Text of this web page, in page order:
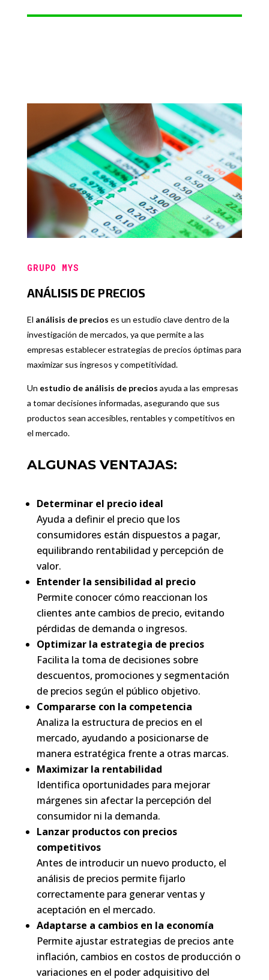
GRUPO MYS
ANÁLISIS DE PRECIOS
El análisis de precios es un estudio clave dentro de la
investigación de mercados, ya que permite a las
empresas establecer estrategias de precios óptimas para
maximizar sus ingresos y competitividad.
Un estudio de análisis de precios ayuda a las empresas
a tomar decisiones informadas, asegurando que sus
productos sean accesibles, rentables y competitivos en
el mercado.
ALGUNAS VENTAJAS:
Determinar el precio ideal
Ayuda a definir el precio que los
consumidores están dispuestos a pagar,
equilibrando rentabilidad y percepción de
valor.
Entender la sensibilidad al precio
Permite conocer cómo reaccionan los
clientes ante cambios de precio, evitando
pérdidas de demanda o ingresos.
Optimizar la estrategia de precios
Facilita la toma de decisiones sobre
descuentos, promociones y segmentación
de precios según el público objetivo.
Compararse con la competencia
Analiza la estructura de precios en el
mercado, ayudando a posicionarse de
manera estratégica frente a otras marcas.
Maximizar la rentabilidad
Identifica oportunidades para mejorar
márgenes sin afectar la percepción del
consumidor ni la demanda.
Lanzar productos con precios
competitivos
Antes de introducir un nuevo producto, el
análisis de precios permite fijarlo
correctamente para generar ventas y
aceptación en el mercado.
Adaptarse a cambios en la economía
Permite ajustar estrategias de precios ante
inflación, cambios en costos de producción o
variaciones en el poder adquisitivo del